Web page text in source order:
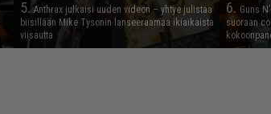
5.Anthrax julkaisi uuden videon – yhtye julistaa
biisillään Mike Tysonin lanseeraamaa ikiaikaista
viisautta
6. Guns
suoraan